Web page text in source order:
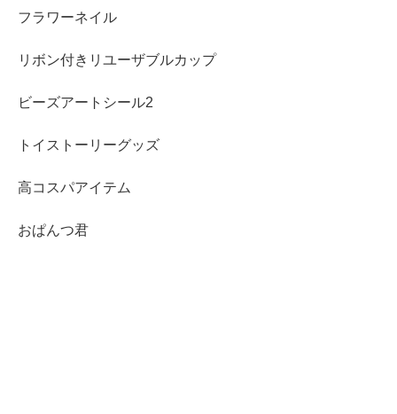
フラワーネイル
リボン付きリユーザブルカップ
ビーズアートシール2
トイストーリーグッズ
高コスパアイテム
おぱんつ君